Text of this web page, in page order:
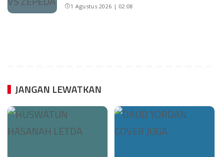
1 Agustus 2026 | 02:08
JANGAN LEWATKAN